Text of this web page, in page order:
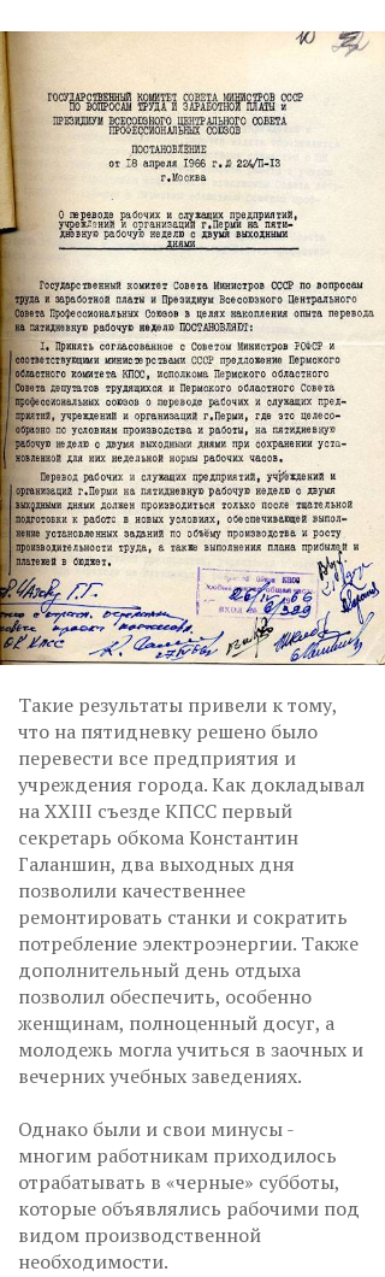
Такие результаты привели к тому,
что на пятидневку решено было
перевести все предприятия и
учреждения города. Как докладывал
на XXIII съезде КПСС первый
секретарь обкома Константин
Галаншин, два выходных дня
позволили качественнее
ремонтировать станки и сократить
потребление электроэнергии. Также
дополнительный день отдыха
позволил обеспечить, особенно
женщинам, полноценный досуг, а
молодежь могла учиться в заочных и
вечерних учебных заведениях.
Однако были и свои минусы -
многим работникам приходилось
отрабатывать в «черные» субботы,
которые объявлялись рабочими под
видом производственной
необходимости.